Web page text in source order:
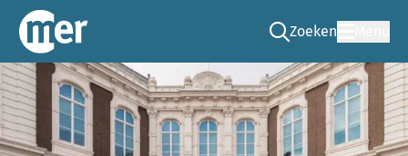
Commissie mer
Zoeken
Ga naar de zoek